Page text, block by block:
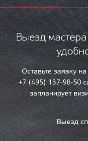
Выезд
Оставьте заявку
+7 (495) 137-98-50
запланирует
Выезд